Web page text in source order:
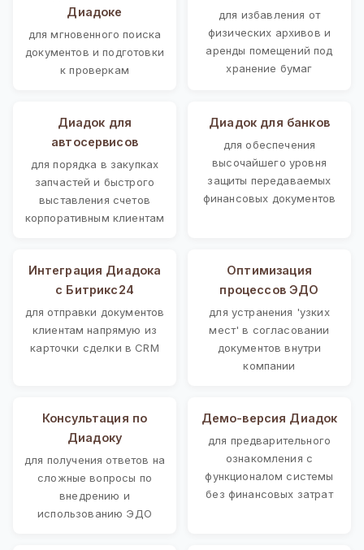
Диадоке
для мгновенного поиска
документов и подготовки
к проверкам
для избавления от
физических архивов и
аренды помещений под
хранение бумаг
Диадок для
автосервисов
для порядка в закупках
запчастей и быстрого
выставления счетов
корпоративным клиентам
Диадок для банков
для обеспечения
высочайшего уровня
защиты передаваемых
финансовых документов
Интеграция Диадока
с Битрикс24
для отправки документов
клиентам напрямую из
карточки сделки в CRM
Оптимизация
процессов ЭДО
для устранения 'узких
мест' в согласовании
документов внутри
компании
Консультация по
Диадоку
для получения ответов на
сложные вопросы по
внедрению и
использованию ЭДО
Демо-версия Диадок
для предварительного
ознакомления с
функционалом системы
без финансовых затрат